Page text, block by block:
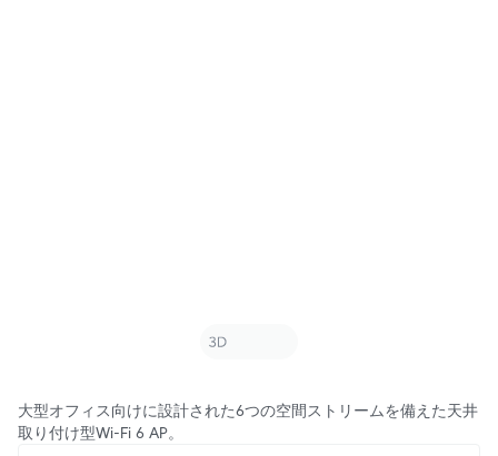
大型オフィス向けに設計された6つの空間ストリームを備えた天井
取り付け型Wi-Fi 6 AP。